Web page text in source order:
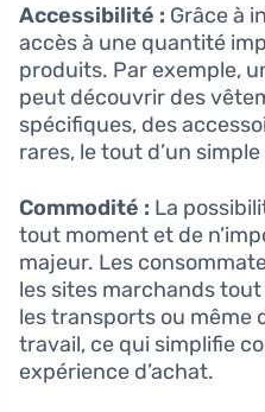
Accessibilité : Grâce à
accès à une quantité
produits. Par exemple,
peut découvrir des
spécifiques, des
rares, le tout d’un
Commodité : La
tout moment et de
majeur. Les
les sites marchands
les transports ou même
travail, ce qui simplifie
expérience d’achat.